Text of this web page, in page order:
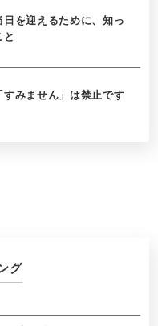
を迎えるために、知っ
と
すみません」は禁止です
グ